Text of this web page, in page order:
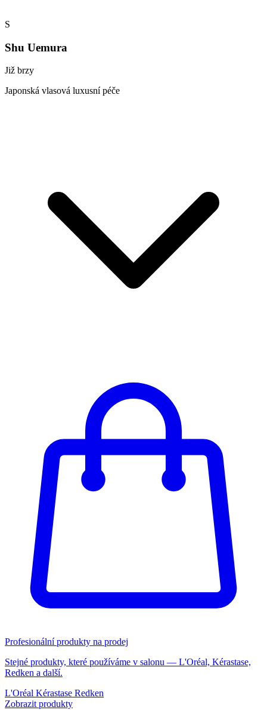
S
Shu Uemura
Již brzy
Japonská vlasová luxusní péče
Profesionální produkty na prodej
Stejné produkty, které používáme v salonu — L'Oréal, Kérastase,
Redken a další.
L'Oréal Kérastase Redken
Zobrazit produkty